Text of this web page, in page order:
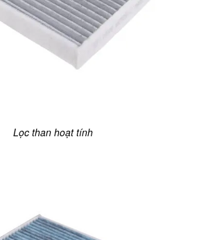
Lọc than hoạt tính